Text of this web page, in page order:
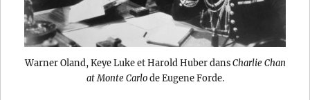
Warner Oland, Keye Luke et Harold Huber dansCharlie Chan
at Monte Carlode Eugene Forde.